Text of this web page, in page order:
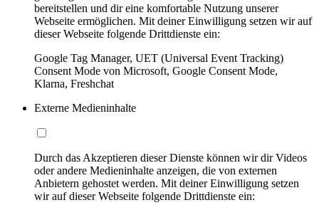
bereitstellen und dir eine komfortable Nutzung unserer
Webseite ermöglichen. Mit deiner Einwilligung setzen wir auf
dieser Webseite folgende Drittdienste ein:
Google Tag Manager, UET (Universal Event Tracking)
Consent Mode von Microsoft, Google Consent Mode,
Klarna, Freshchat
Externe Medieninhalte
Durch das Akzeptieren dieser Dienste können wir dir Videos
oder andere Medieninhalte anzeigen, die von externen
Anbietern gehostet werden. Mit deiner Einwilligung setzen
wir auf dieser Webseite folgende Drittdienste ein: